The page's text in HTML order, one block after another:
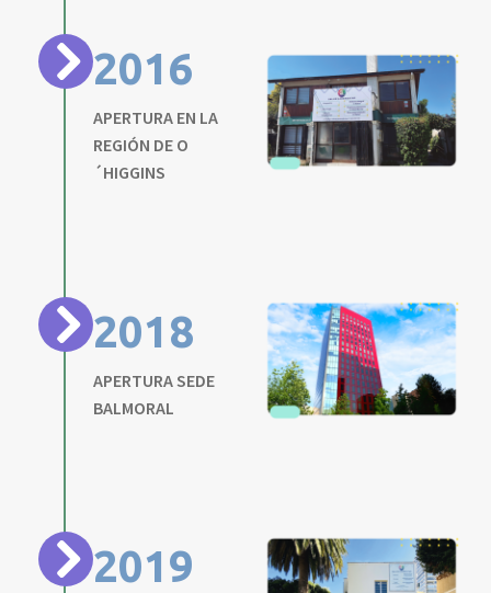
2016
APERTURA EN LA
REGIÓN DE O
´HIGGINS
2018
APERTURA SEDE
BALMORAL
2019